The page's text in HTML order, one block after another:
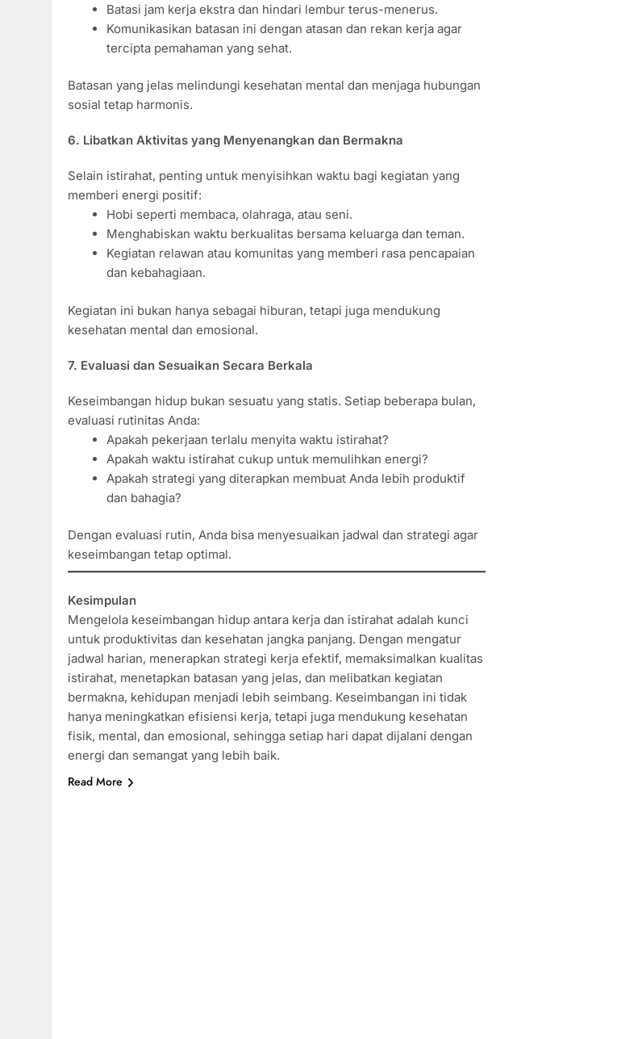
Batasi jam kerja ekstra dan hindari lembur terus-menerus.
Komunikasikan batasan ini dengan atasan dan rekan kerja agar
tercipta pemahaman yang sehat.
Batasan yang jelas melindungi kesehatan mental dan menjaga hubungan
sosial tetap harmonis.
6. Libatkan Aktivitas yang Menyenangkan dan Bermakna
Selain istirahat, penting untuk menyisihkan waktu bagi kegiatan yang
memberi energi positif:
Hobi seperti membaca, olahraga, atau seni.
Menghabiskan waktu berkualitas bersama keluarga dan teman.
Kegiatan relawan atau komunitas yang memberi rasa pencapaian
dan kebahagiaan.
Kegiatan ini bukan hanya sebagai hiburan, tetapi juga mendukung
kesehatan mental dan emosional.
7. Evaluasi dan Sesuaikan Secara Berkala
Keseimbangan hidup bukan sesuatu yang statis. Setiap beberapa bulan,
evaluasi rutinitas Anda:
Apakah pekerjaan terlalu menyita waktu istirahat?
Apakah waktu istirahat cukup untuk memulihkan energi?
Apakah strategi yang diterapkan membuat Anda lebih produktif
dan bahagia?
Dengan evaluasi rutin, Anda bisa menyesuaikan jadwal dan strategi agar
keseimbangan tetap optimal.
Kesimpulan
Mengelola keseimbangan hidup antara kerja dan istirahat adalah kunci
untuk produktivitas dan kesehatan jangka panjang. Dengan mengatur
jadwal harian, menerapkan strategi kerja efektif, memaksimalkan kualitas
istirahat, menetapkan batasan yang jelas, dan melibatkan kegiatan
bermakna, kehidupan menjadi lebih seimbang. Keseimbangan ini tidak
hanya meningkatkan efisiensi kerja, tetapi juga mendukung kesehatan
fisik, mental, dan emosional, sehingga setiap hari dapat dijalani dengan
energi dan semangat yang lebih baik.
Read More